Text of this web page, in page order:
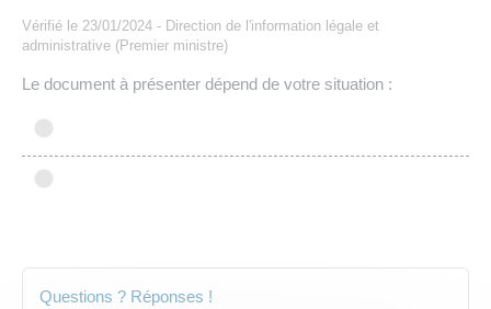
Annuaire de contacts
Vérifié le 23/01/2024 - Direction de l'information légale et
administrative (Premier ministre)
Le document à présenter dépend de votre situation :
Questions ? Réponses !